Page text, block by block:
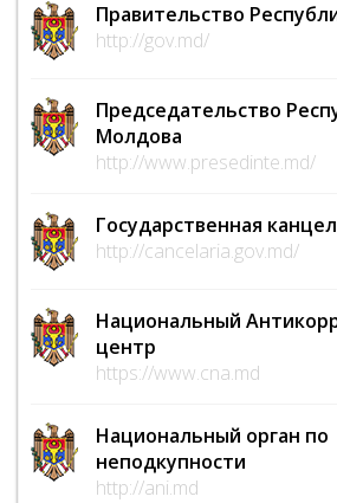
Правительство
http://gov.md/
Председательство
Молдова
http://www.presedinte.md/
Государственная
http://cancelaria.gov.md/
Национальный
центр
https://www.cna.md
Национальный орган по
неподкупности
http://ani.md